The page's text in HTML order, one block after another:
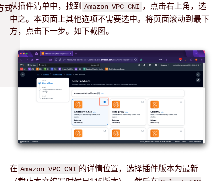
式从插件清单中，找到 Amazon VPC CNI ，点击右上角，选
中之。本页面上其他选项不需要选中。将页面滚动到最下
方，点击下一步。如下截图。
在 Amazon VPC CNI 的详情位置，选择插件版本为最新